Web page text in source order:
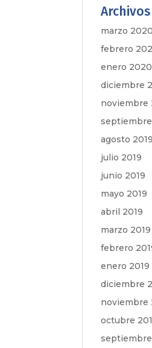
Archivos
marzo 2020
febrero
enero 2020
diciembre
noviembre
septiembre
agosto 2019
julio 2019
junio 2019
mayo 2019
abril 2019
marzo 2019
febrero
enero 2019
diciembre
noviembre
octubre
septiembre